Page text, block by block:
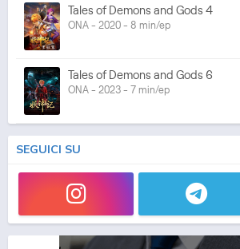
Tales of Demons and Gods 4
ONA - 2020 - 8 min/ep
Tales of Demons and Gods 6
ONA - 2023 - 7 min/ep
SEGUICI SU